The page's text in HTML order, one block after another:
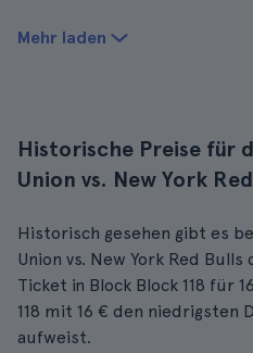
Mehr laden
Historische Preise für
Union vs. New York
Historisch gesehen gibt es
Union vs. New York Red
Ticket in Block Block 118 für
118 mit 16 € den niedrigsten
aufweist.